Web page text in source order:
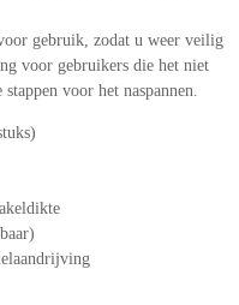
gebruik, zodat u weer veilig
voor gebruikers die het niet
voor het naspannen.